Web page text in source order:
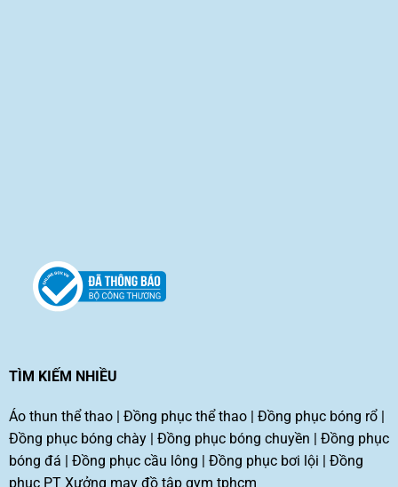
TÌM KIẾM NHIỀU
Áo thun thể thao| Đồng phục thể thao| Đồng phục bóng rổ|
Đồng phục bóng chày| Đồng phục bóng chuyền
Đồng phục
bóng đá
Đồng phục cầu lông Đồng phục bơi lội
Đồng
phục PT Xưởng may đồ tập gym tphcm